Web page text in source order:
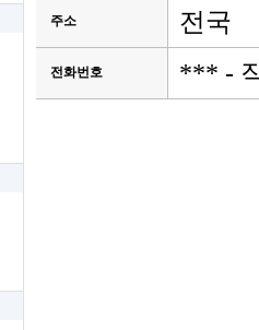
주소 전국
전화번호 *** -